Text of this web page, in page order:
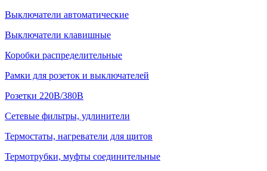
Выключатели автоматические
Выключатели клавишные
Коробки распределительные
Рамки для розеток и выключателей
Розетки 220В/380В
Сетевые фильтры, удлинители
Термостаты, нагреватели для щитов
Термотрубки, муфты соединительные